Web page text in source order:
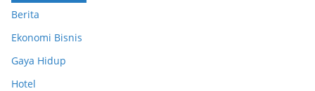
Berita
Ekonomi Bisnis
Gaya Hidup
Hotel